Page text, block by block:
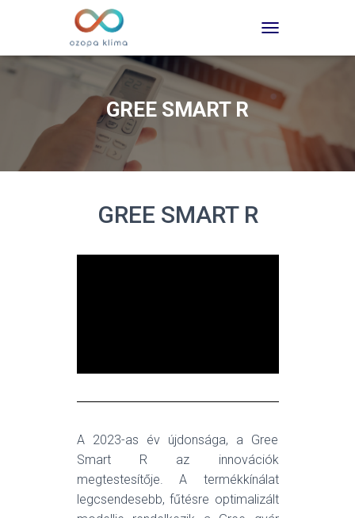
GREE SMART R
GREE SMART R
A 2023-as év újdonsága, a Gree
Smart R az innovációk
megtestesítője. A termékkínálat
legcsendesebb, fűtésre optimalizált